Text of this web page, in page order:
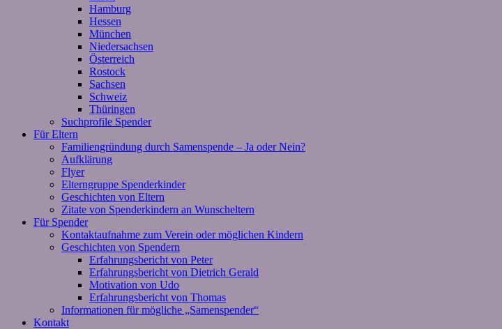
Hamburg
Hessen
München
Niedersachsen
Österreich
Rostock
Sachsen
Schweiz
Thüringen
Suchprofile Spender
Für Eltern
Familiengründung durch Samenspende – Ja oder Nein?
Aufklärung
Flyer
Elterngruppe Spenderkinder
Geschichten von Eltern
Zitate von Spenderkindern an Wunscheltern
Für Spender
Kontaktaufnahme zum Verein oder möglichen Kindern
Geschichten von Spendern
Erfahrungsbericht von Peter
Erfahrungsbericht von Dietrich Gerald
Motivation von Udo
Erfahrungsbericht von Thomas
Informationen für mögliche „Samenspender“
Kontakt